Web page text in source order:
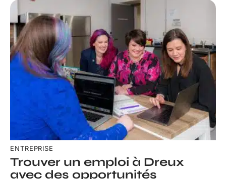
ENTREPRISE
Trouver un emploi à Dreux
avec des opportunités